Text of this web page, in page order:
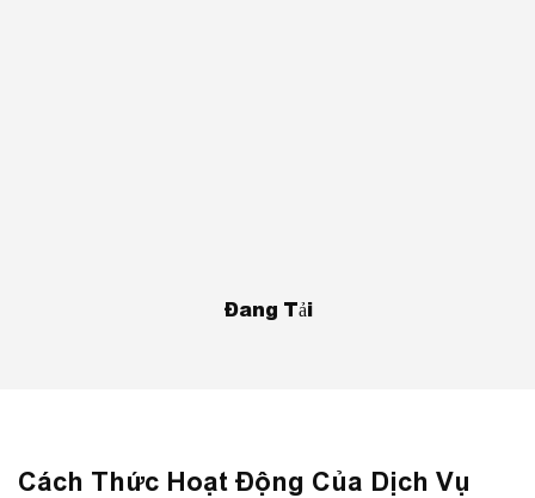
Đang Tải
Cách Thức Hoạt Động Của Dịch Vụ